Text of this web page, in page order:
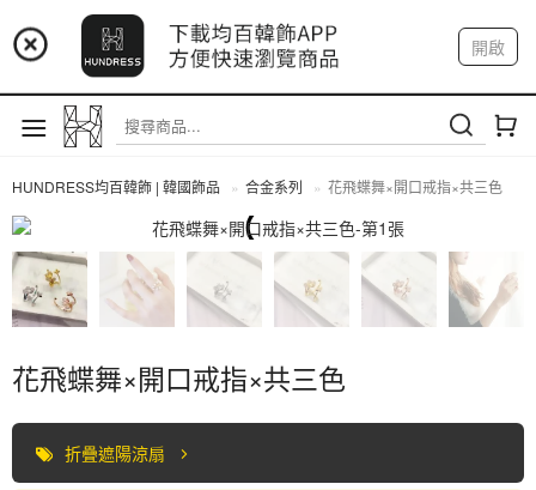
📢 市集預告：9/4-9/6 淡水捷運站
📢 市集預告：9/12-9/13 八里海巡基地
📢 市集預告：8/22-8/23 桃園青埔置地廣場
開啟
註冊 我的帳戶
HUNDRESS均百韓飾 | 韓國飾品 合金系列 花飛蝶舞×開口戒指×共三色
花飛蝶舞×開口戒指×共三色
折疊遮陽涼扇